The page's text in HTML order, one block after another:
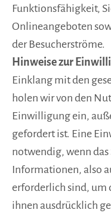
Funktionsfähigkeit,
Onlineangeboten
der Besucherströme.
Hinweise zur
Einklang mit den
holen wir von den
Einwilligung ein,
gefordert ist. Eine
notwendig, wenn das
Informationen, also
erforderlich sind, um
ihnen ausdrücklich